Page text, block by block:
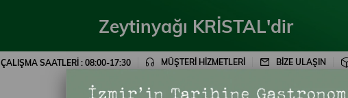
Zeytinyağı KRİSTAL'dir
ÇALIŞMA SAATLERİ : 08:00-17:30 MÜŞTERİ HİZMETLERİ BİZE ULAŞIN